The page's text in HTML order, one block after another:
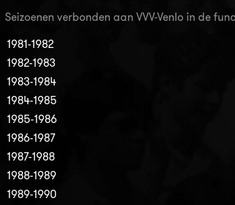
Seizoenen verbonden aan VVV-Venlo in de
1981-1982
1982-1983
1983-1984
1984-1985
1985-1986
1986-1987
1987-1988
1988-1989
1989-1990